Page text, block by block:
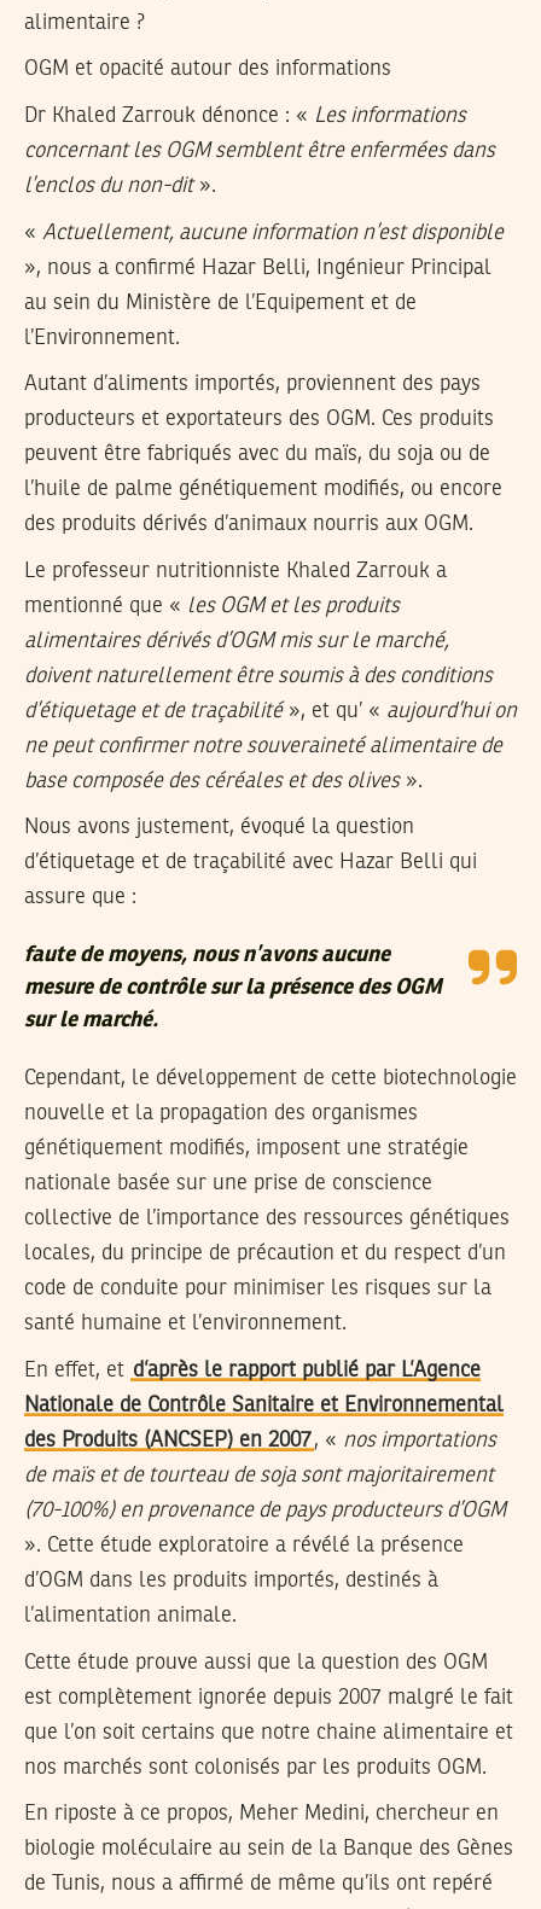
alimentaire ?
OGM et opacité autour des informations
Dr Khaled Zarrouk dénonce : « Les informations
concernant les OGM semblent être enfermées dans
l’enclos du non-dit».
« Actuellement, aucune information n’est disponible
», nous a confirmé Hazar Belli, Ingénieur Principal
au sein du Ministère de l’Equipement et de
l’Environnement.
Autant d’aliments importés, proviennent des pays
producteurs et exportateurs des OGM. Ces produits
peuvent être fabriqués avec du maïs, du soja ou de
l’huile de palme génétiquement modifiés, ou encore
des produits dérivés d’animaux nourris aux OGM.
Le professeur nutritionniste Khaled Zarrouk a
mentionné que « les OGM et les produits
alimentaires dérivés d’OGM mis sur le marché,
doivent naturellement être soumis à des conditions
d’étiquetage et de traçabilité», et qu’ « aujourd’hui on
ne peut confirmer notre souveraineté alimentaire de
base composée des céréales et des olives».
Nous avons justement, évoqué la question
d’étiquetage et de traçabilité avec Hazar Belli qui
assure que :
faute de moyens, nous n’avons aucune
mesure de contrôle sur la présence des OGM
sur le marché.
Cependant, le développement de cette biotechnologie
nouvelle et la propagation des organismes
génétiquement modifiés, imposent une stratégie
nationale basée sur une prise de conscience
collective de l’importance des ressources génétiques
locales, du principe de précaution et du respect d’un
code de conduite pour minimiser les risques sur la
santé humaine et l’environnement.
En effet, et d’après le rapport publié par L’Agence
Nationale de Contrôle Sanitaire et Environnemental
des Produits (ANCSEP) en 2007, « nos importations
de maïs et de tourteau de soja sont majoritairement
(70-100%) en provenance de pays producteurs d’OGM
». Cette étude exploratoire a révélé la présence
d’OGM dans les produits importés, destinés à
l’alimentation animale.
Cette étude prouve aussi que la question des OGM
est complètement ignorée depuis 2007 malgré le fait
que l’on soit certains que notre chaine alimentaire et
nos marchés sont colonisés par les produits OGM.
En riposte à ce propos, Meher Medini, chercheur en
biologie moléculaire au sein de la Banque des Gènes
de Tunis, nous a affirmé de même qu’ils ont repéré